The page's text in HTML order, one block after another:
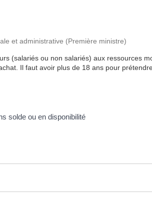
et administrative (Première ministre)
(salariés ou non salariés) aux ressources
Il faut avoir plus de 18 ans pour
solde ou en disponibilité